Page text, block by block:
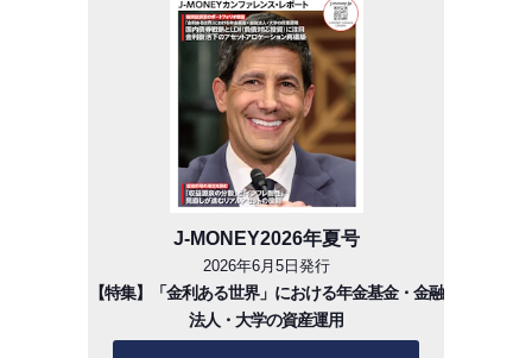
J-MONEY2026年夏号
2026年6月5日発行
【特集】「金利ある世界」における年金基金・金融
法人・大学の資産運用